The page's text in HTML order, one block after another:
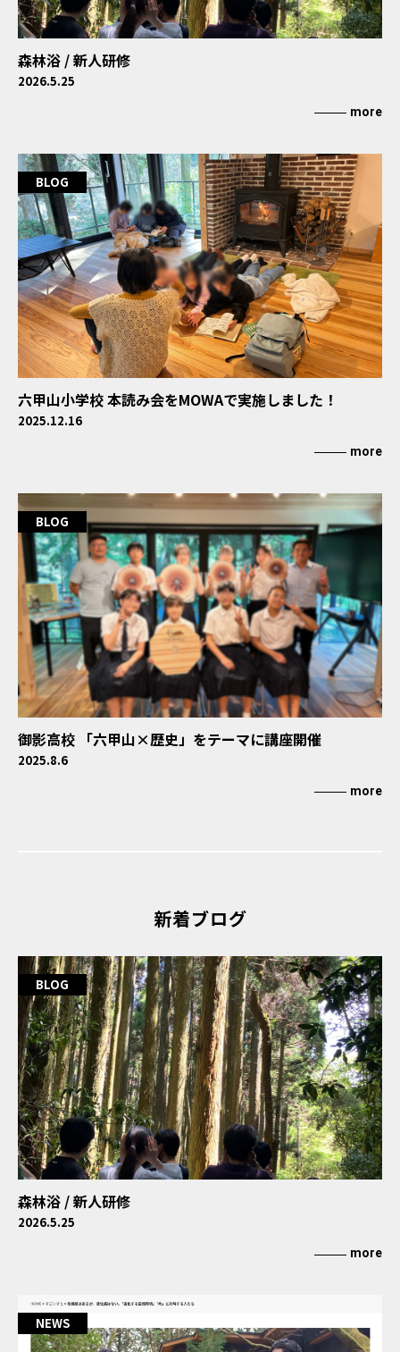
森林浴 / 新人研修
2026.5.25
more
BLOG
六甲山小学校 本読み会をMOWAで実施しました！
2025.12.16
more
BLOG
御影高校 「六甲山×歴史」をテーマに講座開催
2025.8.6
more
新着ブログ
BLOG
森林浴 / 新人研修
2026.5.25
more
NEWS